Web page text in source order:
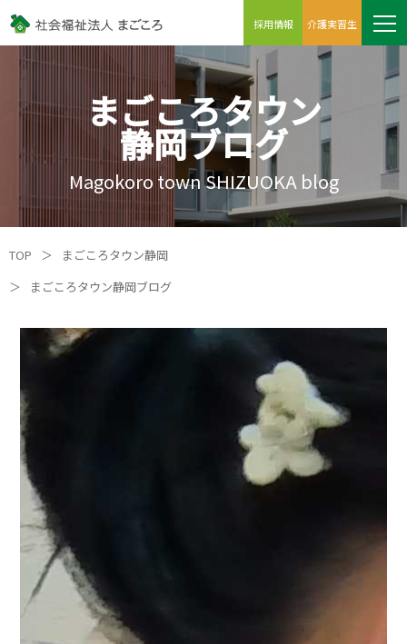
採用情報 介護実習生
まごころタウン
静岡ブログ
Magokoro town SHIZUOKA blog
TOP ＞
まごころタウン静岡
＞
まごころタウン静岡ブログ